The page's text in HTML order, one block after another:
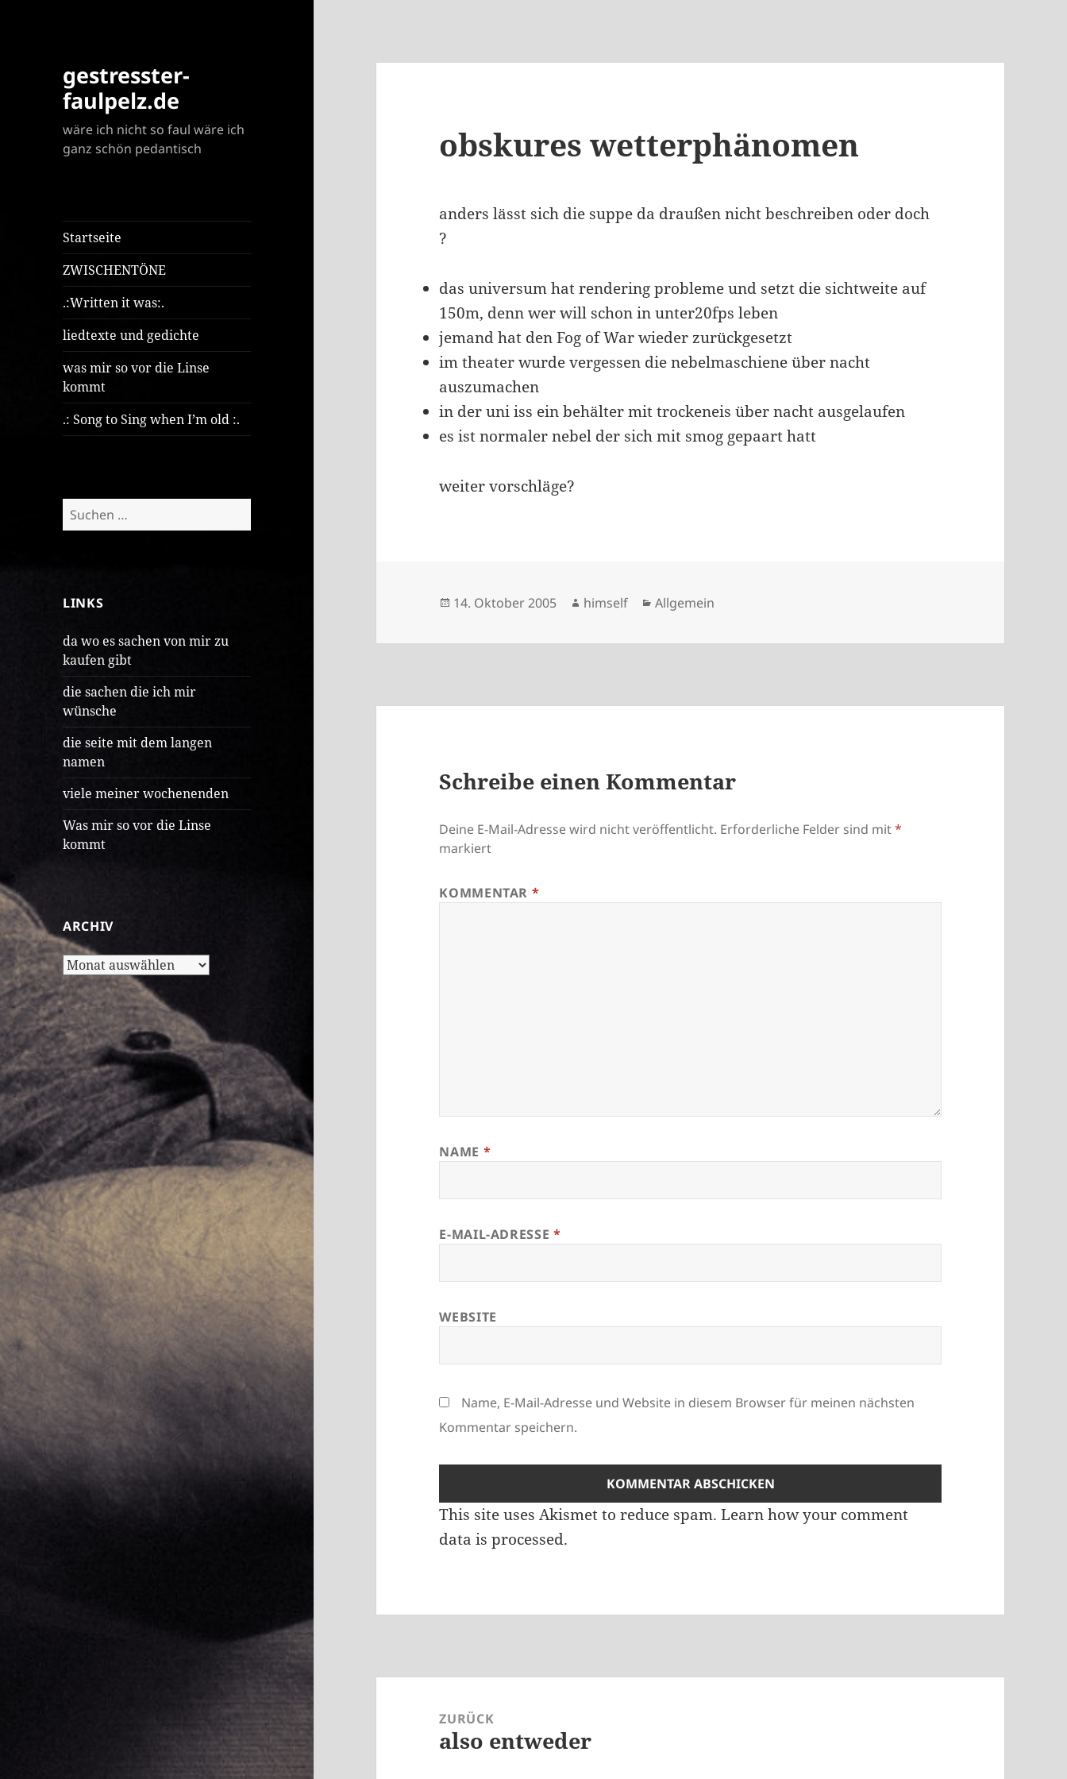
gestresster-
faulpelz.de
wäre ich nicht so faul wäre ich
ganz schön pedantisch
Startseite
ZWISCHENTÖNE
.:Written it was:.
liedtexte und gedichte
was mir so vor die Linse
kommt
.: Song to Sing when I’m old :.
Suchen
nach:
LINKS
da wo es sachen von mir zu
kaufen gibt
die sachen die ich mir
wünsche
die seite mit dem langen
namen
viele meiner wochenenden
Was mir so vor die Linse
kommt
ARCHIV
Archiv
obskures wetterphänomen
anders lässt sich die suppe da draußen nicht beschreiben oder doch
?
das universum hat rendering probleme und setzt die sichtweite auf
150m, denn wer will schon in unter20fps leben
jemand hat den Fog of War wieder zurückgesetzt
im theater wurde vergessen die nebelmaschiene über nacht
auszumachen
in der uni iss ein behälter mit trockeneis über nacht ausgelaufen
es ist normaler nebel der sich mit smog gepaart hatt
weiter vorschläge?
Veröffentlicht
14. Oktober 2005 Autor
himself Kategorien
Allgemein
Schreibe einen Kommentar
Deine E-Mail-Adresse wird nicht veröffentlicht. Erforderliche Felder sind mit*
markiert
KOMMENTAR *
NAME *
E-MAIL-ADRESSE *
WEBSITE
Name, E-Mail-Adresse und Website in diesem Browser für meinen nächsten
Kommentar speichern.
This site uses Akismet to reduce spam.Learn how your comment
data is processed.
ZURÜCK
Vorheriger
also entweder